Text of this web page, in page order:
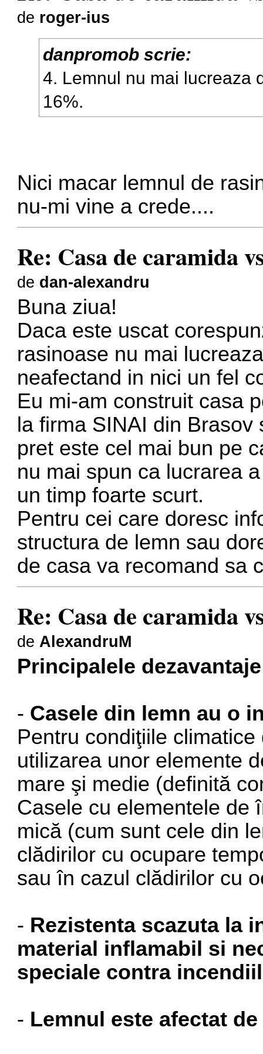
de roger-ius
danpromob scrie:
4. Lemnul nu mai lucreaza
16%.
Nici macar lemnul de
nu-mi vine a crede....
Re: Casa de caramida
de dan-alexandru
Buna ziua!
Daca este uscat
rasinoase nu mai
neafectand in nici un fel
Eu mi-am construit casa
la firma SINAI din
pret este cel mai bun pe
nu mai spun ca lucrarea
un timp foarte scurt.
Pentru cei care doresc
structura de lemn sau
de casa va recomand sa
Re: Casa de caramida
de AlexandruM
Principalele
- Casele din lemn au o
Pentru condiţiile
utilizarea unor elemente
mare şi medie (definită
Casele cu elementele de
mică (cum sunt cele din
clădirilor cu ocupare
sau în cazul clădirilor cu
- Rezistenta scazuta la
material inflamabil si
speciale contra
- Lemnul este afectat